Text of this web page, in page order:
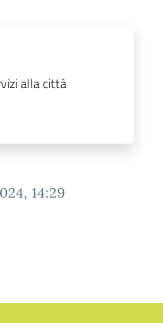
alla città
14:29